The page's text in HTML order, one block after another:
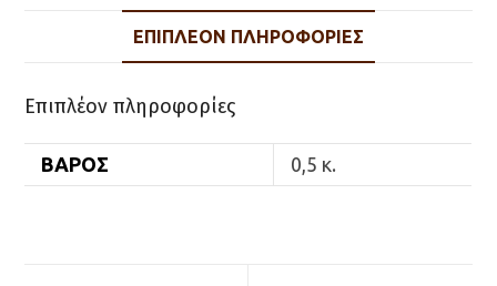
ΕΠΙΠΛΈΟΝ ΠΛΗΡΟΦΟΡΊΕΣ
Επιπλέον πληροφορίες
ΒΆΡΟΣ 0,5 κ.